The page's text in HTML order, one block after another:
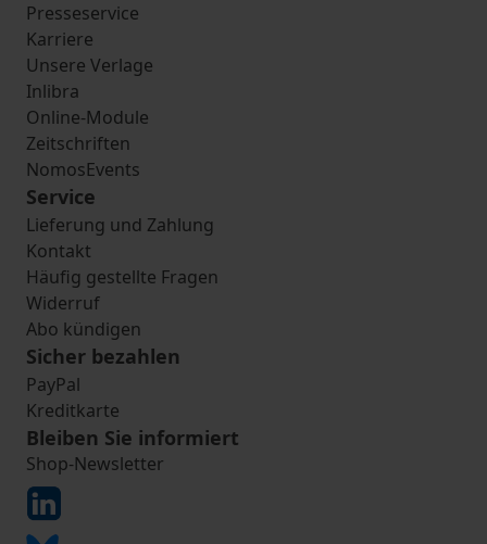
Presseservice
Karriere
Unsere Verlage
Inlibra
Online-Module
Zeitschriften
NomosEvents
Service
Lieferung und Zahlung
Kontakt
Häufig gestellte Fragen
Widerruf
Abo kündigen
Sicher bezahlen
PayPal
Kreditkarte
Bleiben Sie informiert
Shop-Newsletter